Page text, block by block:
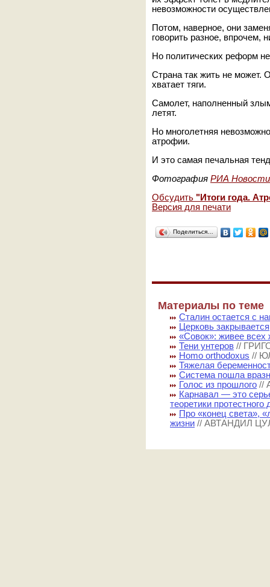
невозможности
Потом, наверное, они
говорить разное, впрочем,
Но политических реформ
Страна так жить не может.
хватает тяги.
Самолет, наполненный
летят.
Но многолетняя
атрофии.
И это самая печальная
Фотография РИА Новости
Обсудить "Итоги года.
Версия для печати
Поделиться…
Материалы по теме
Сталин остается с
Церковь закрывается
«Совок»: живее всех
Тени унтеров //
Homo orthodoxus //
Тяжелая
Система пошла
Голос из прошлого //
Карнавал — это
теоретики протестного
Про «конец света»,
жизни // АВТАНДИЛ